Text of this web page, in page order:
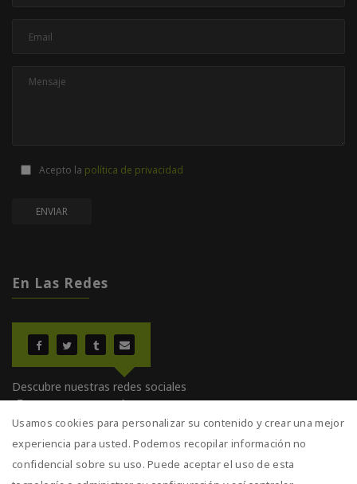
Acepto la política de privacidad
En Las Redes
Descubre nuestras redes sociales
¡Entra y comparte!
Usamos cookies para personalizar su contenido y crear una mejor
experiencia para usted. Podemos recopilar información no
confidencial sobre su uso. Puede aceptar el uso de esta